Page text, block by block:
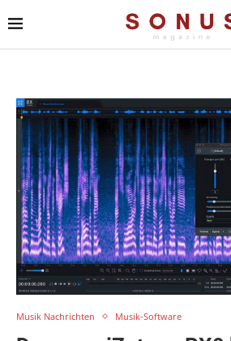
Musik Nachrichten Musik-Software